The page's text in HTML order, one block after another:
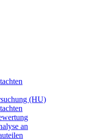
(HU)
an